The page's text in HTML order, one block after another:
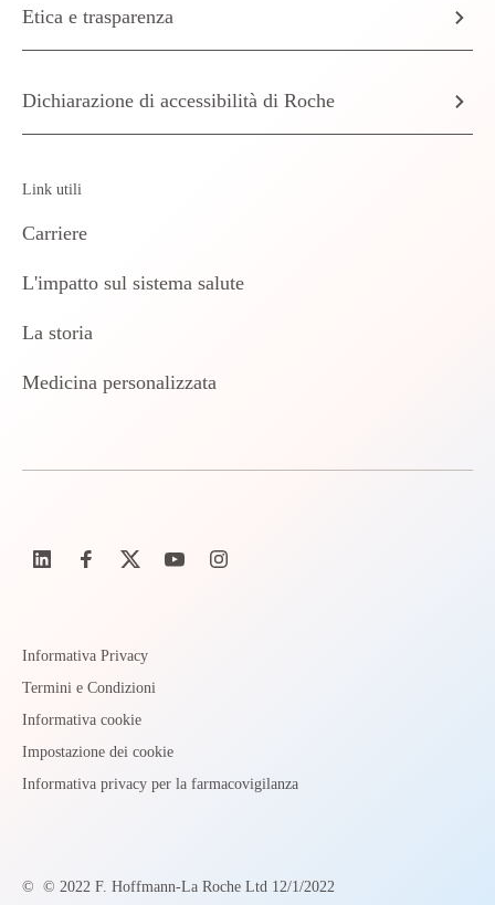
Etica e trasparenza
Dichiarazione di accessibilità di Roche
Link utili
Carriere
L'impatto sul sistema salute
La storia
Medicina personalizzata
Informativa Privacy
Termini e Condizioni
Informativa cookie
Impostazione dei cookie
Informativa privacy per la farmacovigilanza
© © 2022 F. Hoffmann-La Roche Ltd 12/1/2022